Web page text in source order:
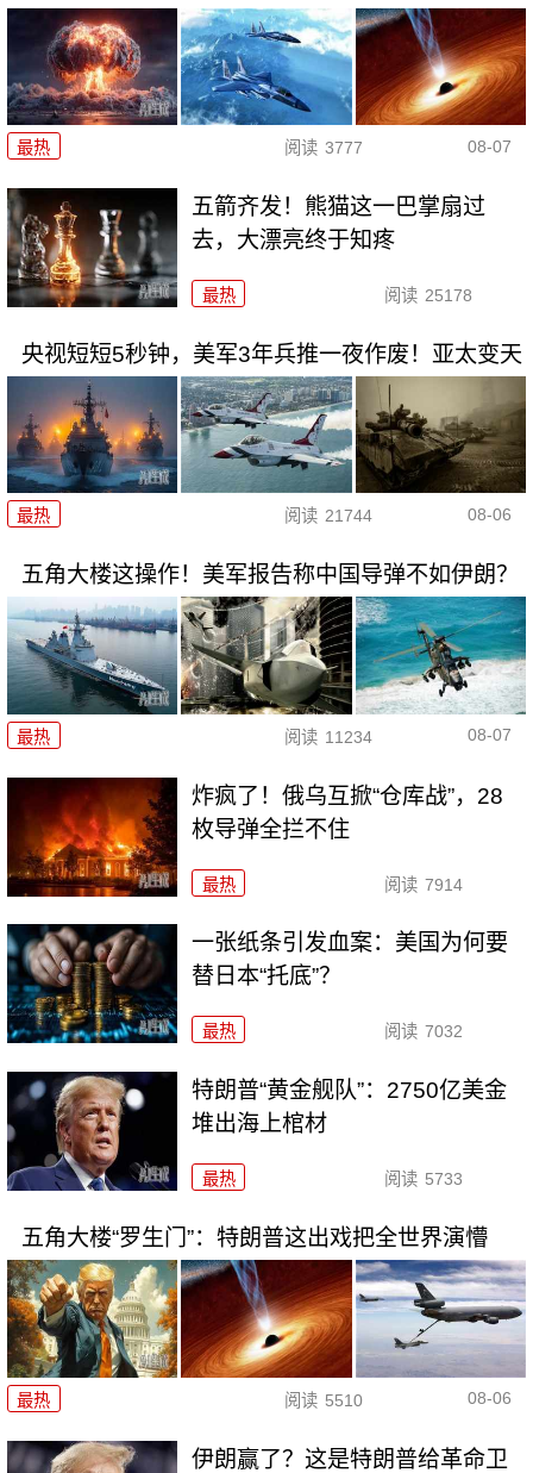
最热 阅读 3777 08-07
五箭齐发！熊猫这一巴掌扇过
去，大漂亮终于知疼
最热 阅读 25178
央视短短5秒钟，美军3年兵推一夜作废！亚太变天
最热 阅读 21744 08-06
五角大楼这操作！美军报告称中国导弹不如伊朗？
最热 阅读 11234 08-07
炸疯了！俄乌互掀“仓库战”，28
枚导弹全拦不住
最热 阅读 7914
一张纸条引发血案：美国为何要
替日本“托底”？
最热 阅读 7032
特朗普“黄金舰队”：2750亿美金
堆出海上棺材
最热 阅读 5733
五角大楼“罗生门”：特朗普这出戏把全世界演懵
最热 阅读 5510 08-06
伊朗赢了？这是特朗普给革命卫